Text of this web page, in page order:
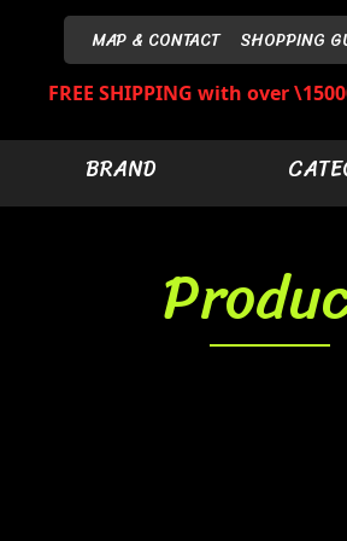
MAP & CONTACT SHOPPING
FREE SHIPPING with over
BRAND